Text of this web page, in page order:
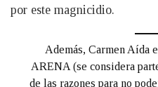
por este magnicidio.
Además, Carmen Aída
ARENA (se considera
de las razones para no